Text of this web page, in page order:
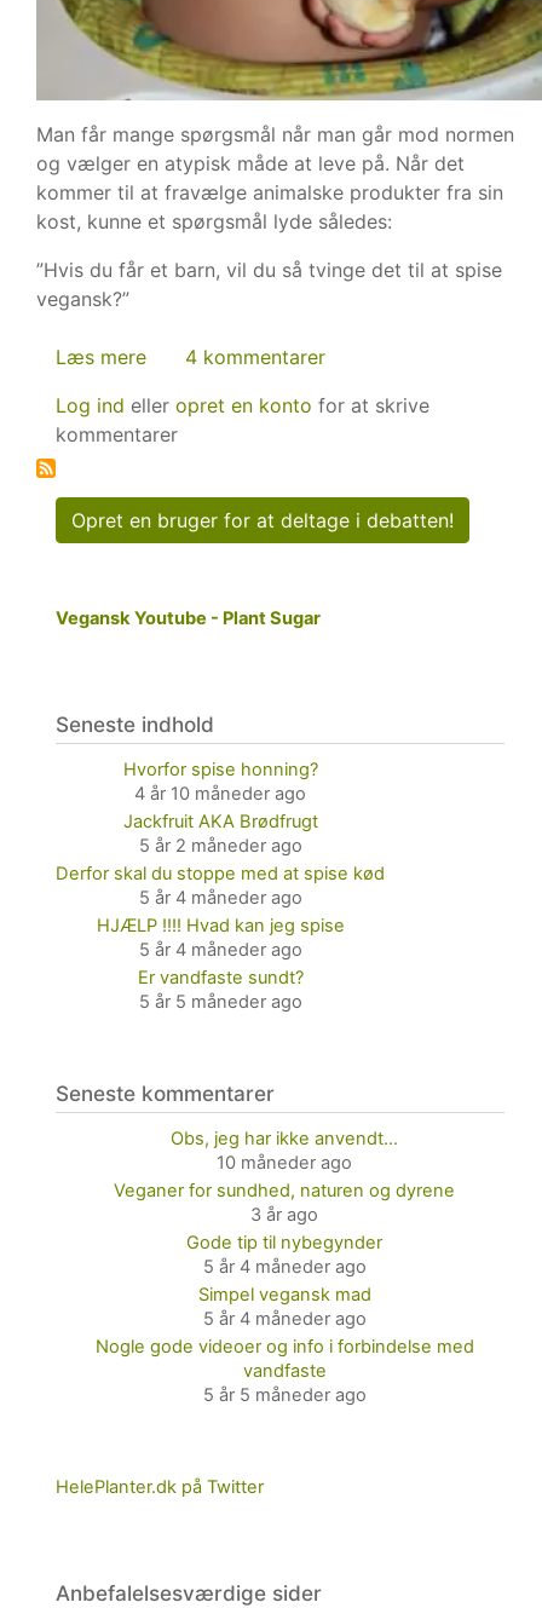
Man får mange spørgsmål når man går mod normen
og vælger en atypisk måde at leve på. Når det
kommer til at fravælge animalske produkter fra sin
kost, kunne et spørgsmål lyde således:
”Hvis du får et barn, vil du så tvinge det til at spise
vegansk?”
Læs mere
du
tvinge
barn
til
vegansk?
4 kommentarer
Log ind eller opret en konto for at skrive
kommentarer
Opret en bruger for at deltage i debatten!
Vegansk Youtube - Plant Sugar
Seneste indhold
Hvorfor spise honning?
4 år 10 måneder ago
Jackfruit AKA Brødfrugt
5 år 2 måneder ago
Derfor skal du stoppe med at spise kød
5 år 4 måneder ago
HJÆLP !!!! Hvad kan jeg spise
5 år 4 måneder ago
Er vandfaste sundt?
5 år 5 måneder ago
Seneste kommentarer
Obs, jeg har ikke anvendt…
10 måneder ago
Veganer for sundhed, naturen og dyrene
3 år ago
Gode tip til nybegynder
5 år 4 måneder ago
Simpel vegansk mad
5 år 4 måneder ago
Nogle gode videoer og info i forbindelse med
vandfaste
5 år 5 måneder ago
HelePlanter.dk på Twitter
Anbefalelsesværdige sider